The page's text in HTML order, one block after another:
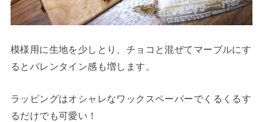
模様用に生地を少しとり、チョコと混ぜてマーブルにす
るとバレンタイン感も増します。
ラッピングはオシャレなワックスペーパーでくるくるす
るだけでも可愛い！